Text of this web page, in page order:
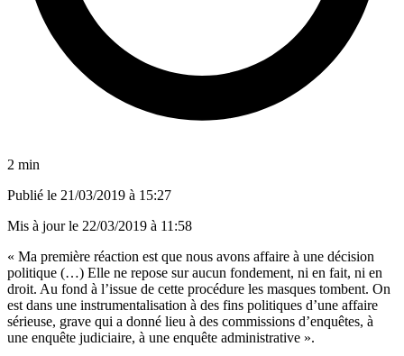
2 min
Publié le 21/03/2019 à 15:27
Mis à jour le 22/03/2019 à 11:58
« Ma première réaction est que nous avons affaire à une décision
politique (…) Elle ne repose sur aucun fondement, ni en fait, ni en
droit. Au fond à l’issue de cette procédure les masques tombent. On
est dans une instrumentalisation à des fins politiques d’une affaire
sérieuse, grave qui a donné lieu à des commissions d’enquêtes, à
une enquête judiciaire, à une enquête administrative ».